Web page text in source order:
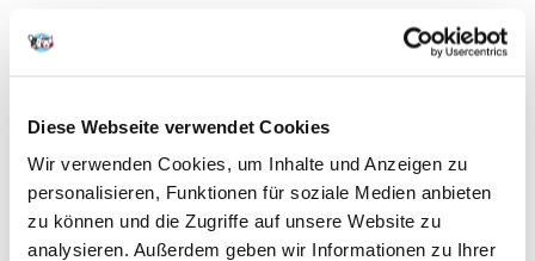
Diese Webseite verwendet Cookies
Wir verwenden Cookies, um Inhalte und Anzeigen zu
personalisieren, Funktionen für soziale Medien anbieten
zu können und die Zugriffe auf unsere Website zu
analysieren. Außerdem geben wir Informationen zu Ihrer
USB-Blinkhalsband
-ca. 3,5 Stunden im Blinkmodus und ca. 1,5 Stunden im Dauermodus
-spritzwassergeschützt
-mit Verriegelung
-passende Größe durch Zuschneiden
-inklusive USB-Kabel